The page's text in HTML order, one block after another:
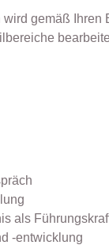
gemäß Ihren
als
-entwicklung